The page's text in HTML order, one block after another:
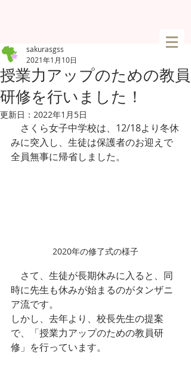
授業力アップのための教員
研修を行いました！
sakurasgss
2021年1月10日
更新日： 2022年1月5日
さくら女子中学校は、12/18より冬休
みに突入し、生徒は保護者のお迎えで
全員無事に帰省しました。
2020年の修了式の様子
さて、生徒が長期休みに入ると、同
時に先生も休みが始まるのがタンザニ
ア流です。
しかし、去年より、校長先生の提案
で、「授業力アップのための教員研
修」を行っています。